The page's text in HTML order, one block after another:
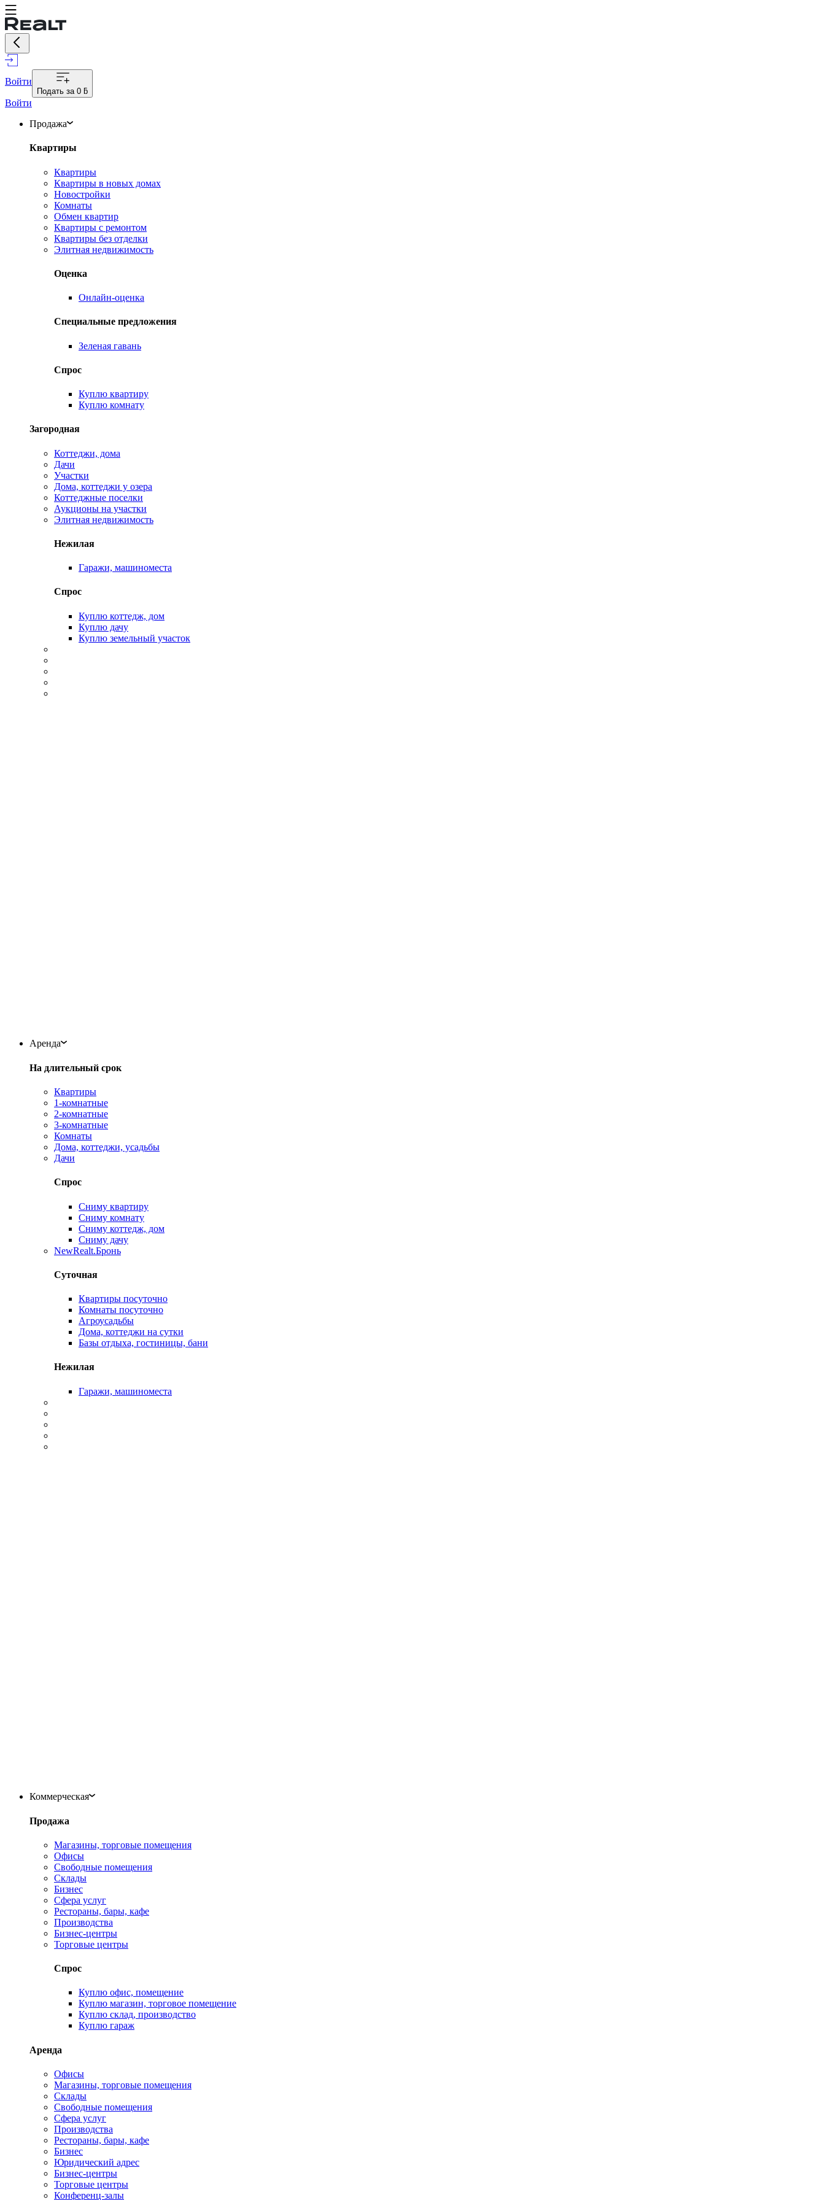
Войти
Подать за 0 ƃ
Войти
Продажа
Квартиры
Квартиры
Квартиры в новых домах
Новостройки
Комнаты
Обмен квартир
Квартиры с ремонтом
Квартиры без отделки
Элитная недвижимость
Оценка
Онлайн-оценка
Специальные предложения
Зеленая гавань
Спрос
Куплю квартиру
Куплю комнату
Загородная
Коттеджи, дома
Дачи
Участки
Дома, коттеджи у озера
Коттеджные поселки
Аукционы на участки
Элитная недвижимость
Нежилая
Гаражи, машиноместа
Спрос
Куплю коттедж, дом
Куплю дачу
Куплю земельный участок
Аренда
На длительный срок
Квартиры
1-комнатные
2-комнатные
3-комнатные
Комнаты
Дома, коттеджи, усадьбы
Дачи
Спрос
Сниму квартиру
Сниму комнату
Сниму коттедж, дом
Сниму дачу
NewRealt.Бронь
Суточная
Квартиры посуточно
Комнаты посуточно
Агроусадьбы
Дома, коттеджи на сутки
Базы отдыха, гостиницы, бани
Нежилая
Гаражи, машиноместа
Коммерческая
Продажа
Магазины, торговые помещения
Офисы
Свободные помещения
Склады
Бизнес
Сфера услуг
Рестораны, бары, кафе
Производства
Бизнес-центры
Торговые центры
Спрос
Куплю офис, помещение
Куплю магазин, торговое помещение
Куплю склад, производство
Куплю гараж
Аренда
Офисы
Магазины, торговые помещения
Склады
Свободные помещения
Сфера услуг
Производства
Рестораны, бары, кафе
Бизнес
Юридический адрес
Бизнес-центры
Торговые центры
Конференц-залы